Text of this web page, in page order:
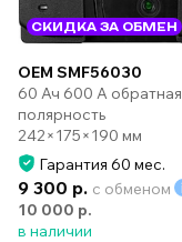
СКИДКА ЗА ОБМЕН
OEM SMF56030
60 Ач 600 А обратная
полярность
242×175×190 мм
Гарантия 60 мес.
9 300 р. с обменом
10 000 р.
в наличии